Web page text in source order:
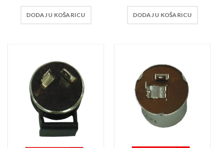
DODAJ U KOŠARICU DODAJ U KOŠARICU